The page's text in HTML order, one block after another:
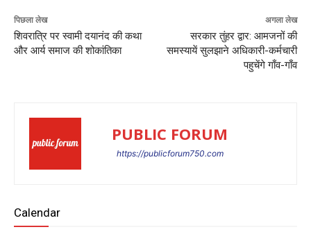
पिछला लेख
शिवरात्रि पर स्वामी दयानंद की कथा
और आर्य समाज की शोकांतिका
अगला लेख
सरकार तुंहर द्वार: आमजनों की
समस्यायें सुलझाने अधिकारी-कर्मचारी
पहुचेंगे गाँव-गाँव
PUBLIC FORUM
https://publicforum750.com
Calendar